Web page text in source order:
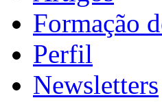
Formação
Perfil
Newsletters